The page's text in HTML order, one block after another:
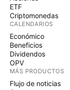
ETF
Criptomonedas
CALENDARIOS
Económico
Beneficios
Dividendos
OPV
MÁS PRODUCTOS
Flujo de noticias